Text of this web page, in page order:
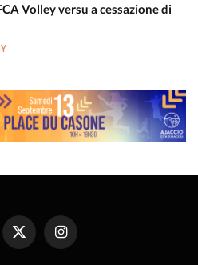
Volley versu a cessazione di
X
(Twitter)
Instagram